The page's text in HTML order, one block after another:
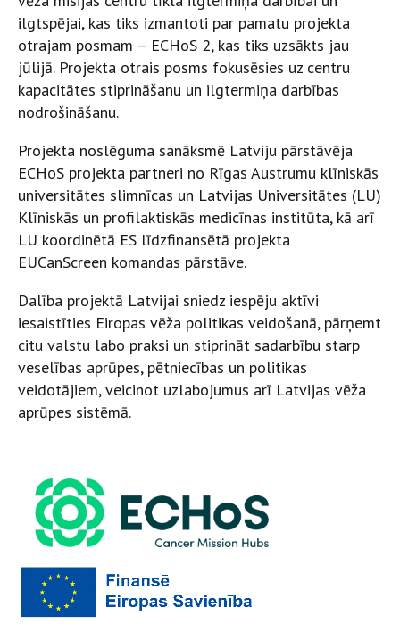
ilgtspējai, kas tiks izmantoti par pamatu projekta
otrajam posmam – ECHoS 2, kas tiks uzsākts jau
jūlijā. Projekta otrais posms fokusēsies uz centru
kapacitātes stiprināšanu un ilgtermiņa darbības
nodrošināšanu.
Projekta noslēguma sanāksmē Latviju pārstāvēja
ECHoS projekta partneri no Rīgas Austrumu klīniskās
universitātes slimnīcas un Latvijas Universitātes (LU)
Klīniskās un profilaktiskās medicīnas institūta, kā arī
LU koordinētā ES līdzfinansētā projekta
EUCanScreen komandas pārstāve.
Dalība projektā Latvijai sniedz iespēju aktīvi
iesaistīties Eiropas vēža politikas veidošanā, pārņemt
citu valstu labo praksi un stiprināt sadarbību starp
veselības aprūpes, pētniecības un politikas
veidotājiem, veicinot uzlabojumus arī Latvijas vēža
aprūpes sistēmā.